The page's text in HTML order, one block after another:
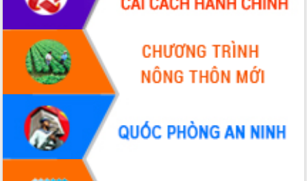
Họp báo thông tin về Hội nghị Công bố
Quy hoạch và Xúc tiến đầu tư tỉnh Đắk
Khơi thông điểm nghẽn, đẩy nhanh
giải ngân vốn khắc phục thiên tai
HĐND tỉnh thông qua điều chỉnh Quy
hoạch tỉnh thời kỳ 2021-2030
Hội thảo góp ý hồ sơ điều chỉnh quy
hoạch tỉnh Đắk Lắk thời kỳ 2021-2030,
tầm nhìn đến năm 2050
Nâng cao hiệu quả hoạt động của các
doanh nghiệp nhà nước